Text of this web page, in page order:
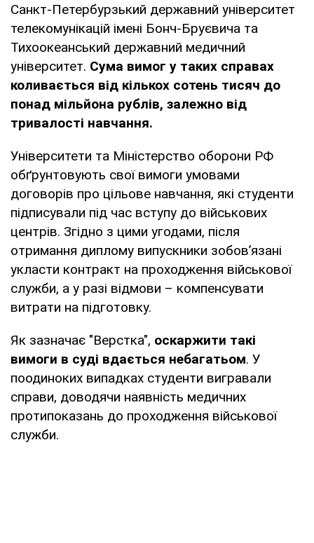
Санкт-Петербурзький державний університет
телекомунікацій імені Бонч-Бруєвича та
Тихоокеанський державний медичний
університет. Сума вимог у таких справах
коливається від кількох сотень тисяч до
понад мільйона рублів, залежно від
тривалості навчання.
Університети та Міністерство оборони РФ
обґрунтовують свої вимоги умовами
договорів про цільове навчання, які студенти
підписували під час вступу до військових
центрів. Згідно з цими угодами, після
отримання диплому випускники зобов’язані
укласти контракт на проходження військової
служби, а у разі відмови – компенсувати
витрати на підготовку.
Як зазначає "Верстка", оскаржити такі
вимоги в суді вдається небагатьом. У
поодиноких випадках студенти вигравали
справи, доводячи наявність медичних
протипоказань до проходження військової
служби.